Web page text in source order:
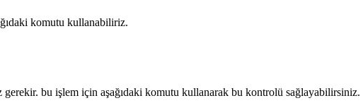
komutu kullanabiliriz.
gerekir. bu işlem için aşağıdaki komutu kullanarak bu kontrolü sağlayabilirsiniz.